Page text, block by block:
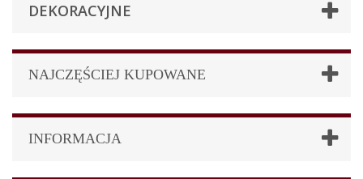
DEKORACYJNE
NAJCZĘŚCIEJ KUPOWANE
INFORMACJA